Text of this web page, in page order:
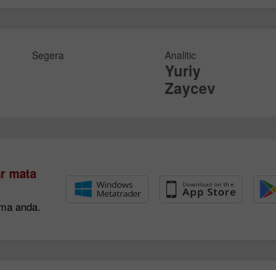
Segera Analitic
Yuriy
Zaycev
mata
anda.